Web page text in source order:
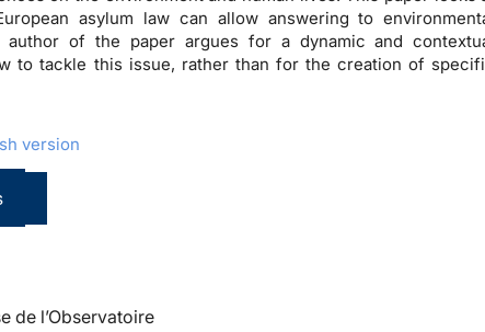
asylum law can allow answering to
author of the paper argues for a dynamic and
to tackle this issue, rather than for the creation of
version
de l’Observatoire